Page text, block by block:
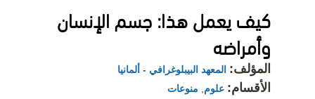
كيف يعمل هذا: جسم الإنسان
وأمراضه
المؤلف: المعهد البيبلوغرافي - ألمانيا
الأقسام: علوم منوعات